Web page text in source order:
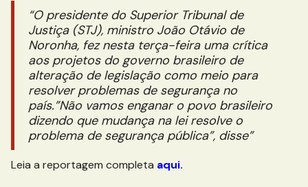
“O presidente do Superior Tribunal de
Justiça (STJ), ministro João Otávio de
Noronha, fez nesta terça-feira uma crítica
aos projetos do governo brasileiro de
alteração de legislação como meio para
resolver problemas de segurança no
país.”Não vamos enganar o povo brasileiro
dizendo que mudança na lei resolve o
problema de segurança pública”, disse”
Leia a reportagem completa aqui.